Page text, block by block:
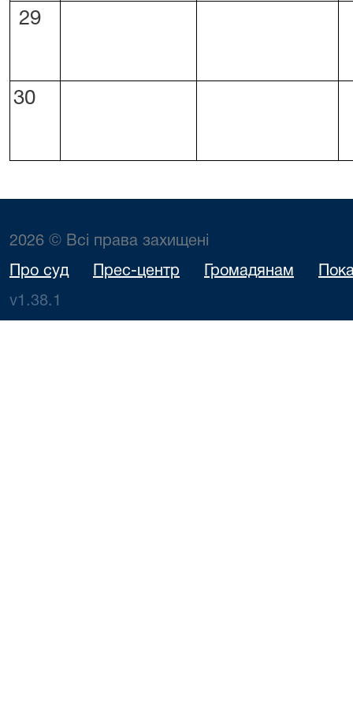
29
30
2026 © Всі права захищені
Про суд Прес-центр Громадянам
v1.38.1